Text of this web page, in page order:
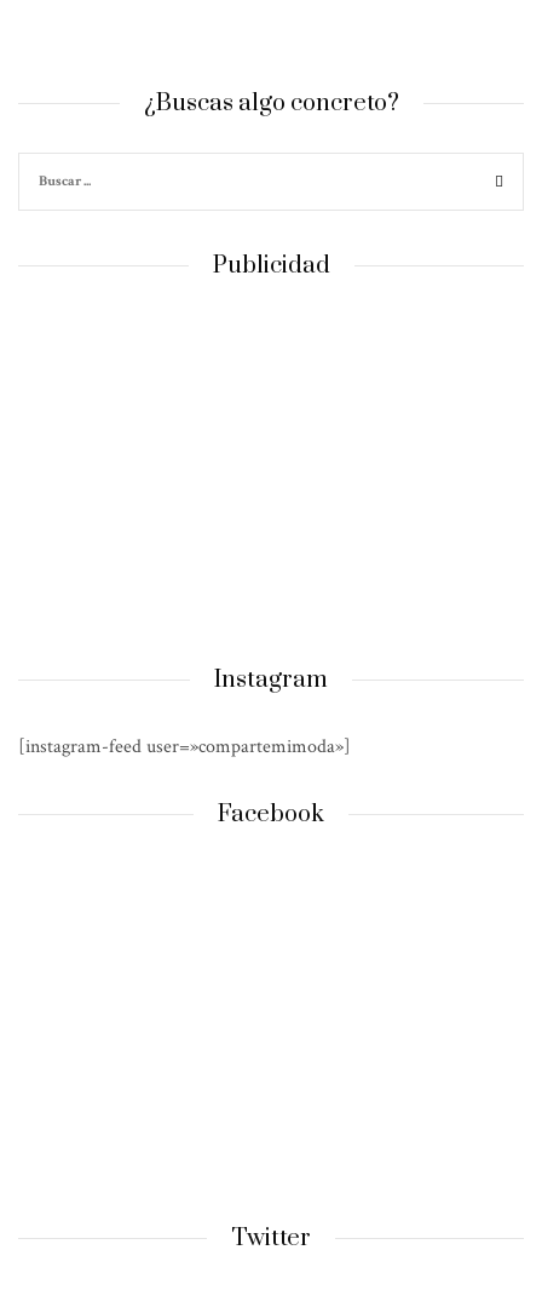
¿Buscas algo concreto?
Publicidad
Instagram
[instagram-feed user=»compartemimoda»]
Facebook
Twitter